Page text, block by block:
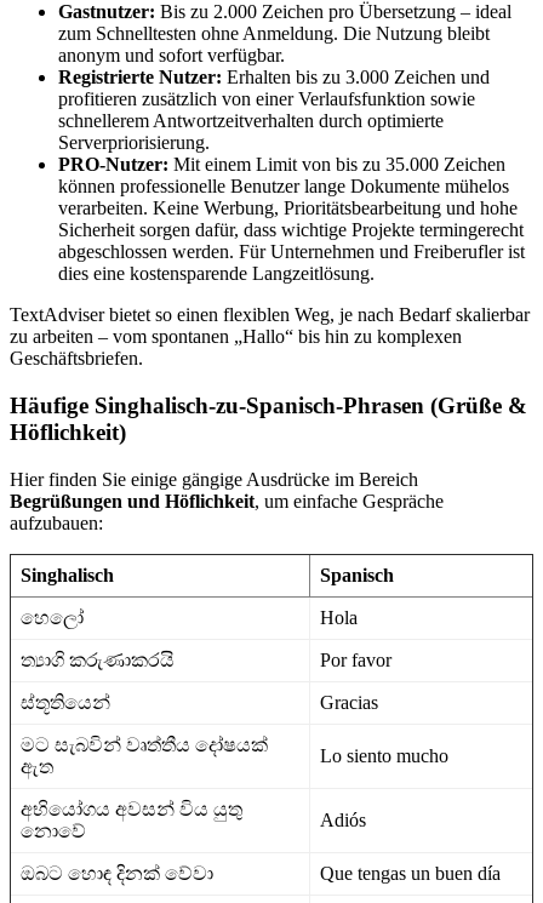
Gastnutzer: Bis zu 2.000 Zeichen pro Übersetzung – ideal
zum Schnelltesten ohne Anmeldung. Die Nutzung bleibt
anonym und sofort verfügbar.
Registrierte Nutzer: Erhalten bis zu 3.000 Zeichen und
profitieren zusätzlich von einer Verlaufsfunktion sowie
schnellerem Antwortzeitverhalten durch optimierte
Serverpriorisierung.
PRO-Nutzer: Mit einem Limit von bis zu 35.000 Zeichen
können professionelle Benutzer lange Dokumente mühelos
verarbeiten. Keine Werbung, Prioritätsbearbeitung und hohe
Sicherheit sorgen dafür, dass wichtige Projekte termingerecht
abgeschlossen werden. Für Unternehmen und Freiberufler ist
dies eine kostensparende Langzeitlösung.
TextAdviser bietet so einen flexiblen Weg, je nach Bedarf skalierbar
zu arbeiten – vom spontanen „Hallo“ bis hin zu komplexen
Geschäftsbriefen.
Häufige Singhalisch-zu-Spanisch-Phrasen (Grüße &
Höflichkeit)
Hier finden Sie einige gängige Ausdrücke im Bereich
Begrüßungen und Höflichkeit, um einfache Gespräche
aufzubauen:
Singhalisch Spanisch
හෙලෝ Hola
ත්‍යාගි කරුණාකරයි Por favor
ස්තූතියෙන් Gracias
මට සැබවින් වෘත්තීය දෝෂයක්
ඇත
Lo siento mucho
අභියෝගය අවසන් විය යුතු
නොවේ
Adiós
ඔබට හොඳ දිනක් වේවා Que tengas un buen día